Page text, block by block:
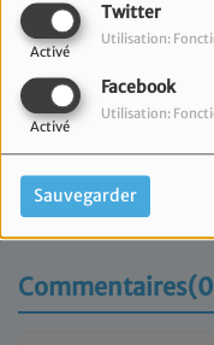
Twitter
Activé
Utilisation:
Facebook
Activé
Utilisation:
Sauvegarder
Marc Meimoun vous